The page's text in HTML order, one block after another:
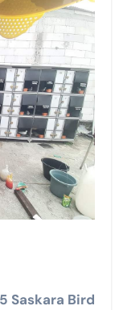
Saskara Bird